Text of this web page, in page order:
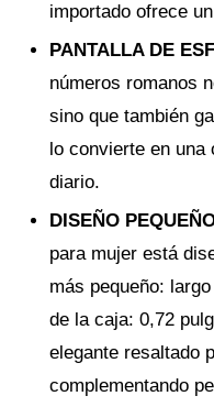
importado ofrece
PANTALLA DE
números romanos
sino que también
lo convierte en una
diario.
DISEÑO
para mujer está
más pequeño:
de la caja: 0,72
elegante resaltado
complementando